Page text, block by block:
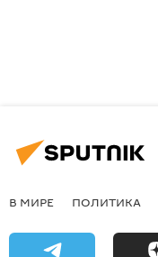
В МИРЕ ПОЛИТИКА